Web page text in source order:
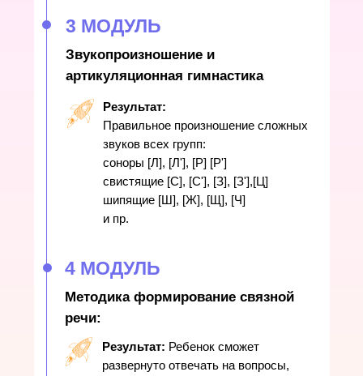
3 МОДУЛЬ
Звукопроизношение и
артикуляционная гимнастика
Результат:
Правильное произношение сложных
звуков всех групп:
соноры [Л], [Л'], [Р] [Р']
свистящие [С], [С'], [З], [З'],[Ц]
шипящие [Ш], [Ж], [Щ], [Ч]
и пр.
4 МОДУЛЬ
Методика формирование связной
речи:
Результат: Ребенок сможет
развернуто отвечать на вопросы,